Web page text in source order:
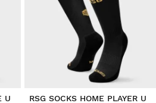
U RSG SOCKS HOME PLAYER U